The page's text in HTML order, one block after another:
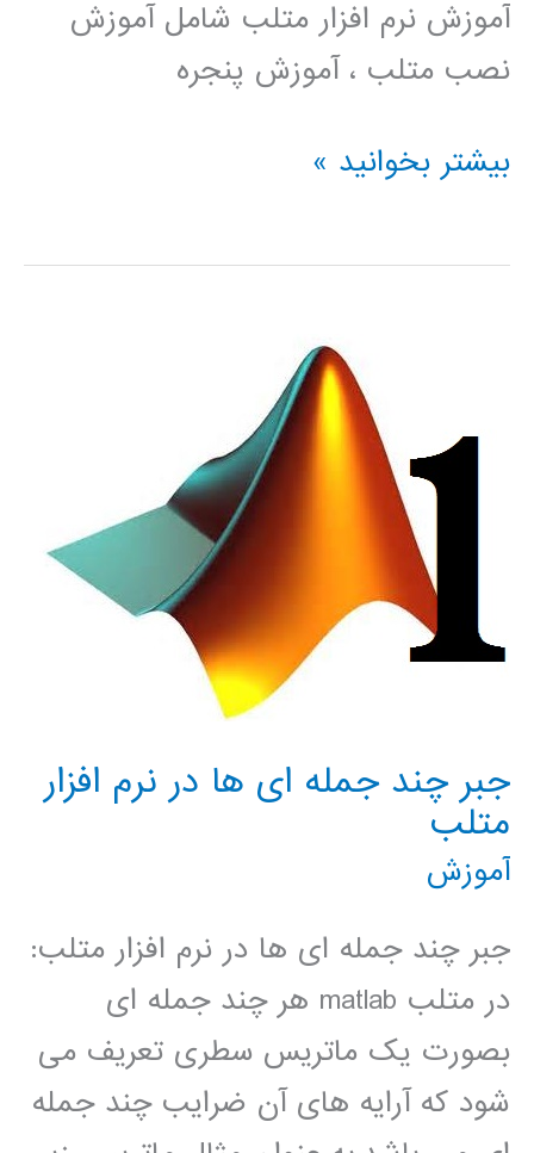
آموزش نرم افزار متلب شامل آموزش
نصب متلب ، آموزش پنجره
دانلود
آموزش
(برمکی
بیشتر بخوانید »
جبر چند جمله ای ها در نرم افزار
متلب
آموزش
جبر چند جمله ای ها در نرم افزار متلب:
در متلب matlab هر چند جمله ای
بصورت یک ماتریس سطری تعریف می
شود که آرایه های آن ضرایب چند جمله